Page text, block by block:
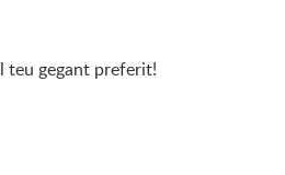
teu gegant preferit!